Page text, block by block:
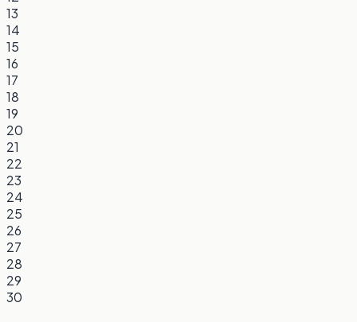
13
14
15
16
17
18
19
20
21
22
23
24
25
26
27
28
29
30